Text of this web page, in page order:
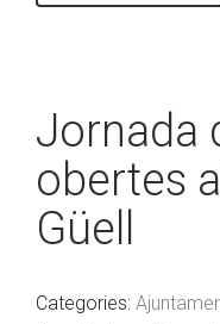
Jornada
obertes
Güell
Categories: